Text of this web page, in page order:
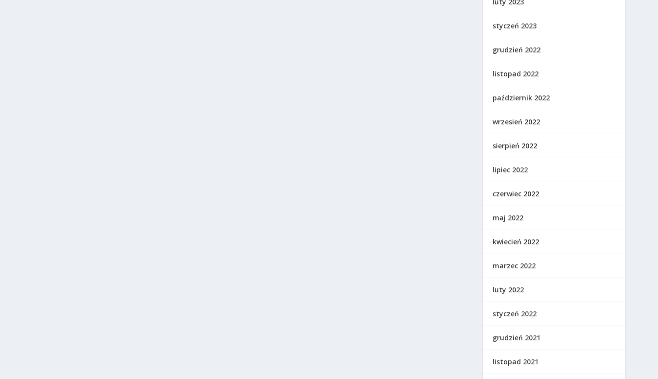
styczeń 2023
grudzień 2022
listopad 2022
październik 2022
wrzesień 2022
sierpień 2022
lipiec 2022
czerwiec 2022
maj 2022
kwiecień 2022
marzec 2022
luty 2022
styczeń 2022
grudzień 2021
listopad 2021